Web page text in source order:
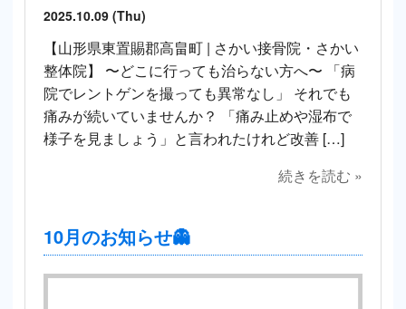
2025.10.09 (Thu)
【山形県東置賜郡高畠町 | さかい接骨院・さかい
整体院】 〜どこに行っても治らない方へ〜 「病
院でレントゲンを撮っても異常なし」 それでも
痛みが続いていませんか？ 「痛み止めや湿布で
様子を見ましょう」と言われたけれど改善 […]
続きを読む »
10月のお知らせ👻